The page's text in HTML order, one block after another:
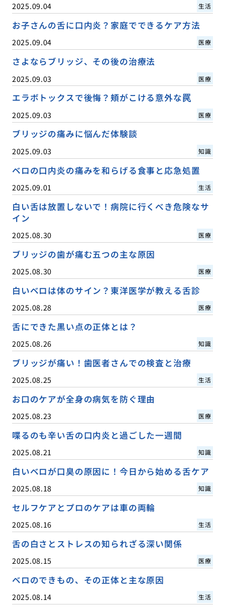
2025.09.04 生活
お子さんの舌に口内炎？家庭でできるケア方法
2025.09.04 医療
さよならブリッジ、その後の治療法
2025.09.03 医療
エラボトックスで後悔？頬がこける意外な罠
2025.09.03 医療
ブリッジの痛みに悩んだ体験談
2025.09.03 知識
ベロの口内炎の痛みを和らげる食事と応急処置
2025.09.01 生活
白い舌は放置しないで！病院に行くべき危険なサ
イン
2025.08.30 医療
ブリッジの歯が痛む五つの主な原因
2025.08.30 医療
白いベロは体のサイン？東洋医学が教える舌診
2025.08.28 医療
舌にできた黒い点の正体とは？
2025.08.26 知識
ブリッジが痛い！歯医者さんでの検査と治療
2025.08.25 生活
お口のケアが全身の病気を防ぐ理由
2025.08.23 医療
喋るのも辛い舌の口内炎と過ごした一週間
2025.08.21 知識
白いベロが口臭の原因に！今日から始める舌ケア
2025.08.18 知識
セルフケアとプロのケアは車の両輪
2025.08.16 生活
舌の白さとストレスの知られざる深い関係
2025.08.15 医療
ベロのできもの、その正体と主な原因
2025.08.14 生活